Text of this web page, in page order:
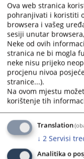
E-mail za
prijavljivanje
korupcije:
Ova web stranica
pohranjivati i koristiti
browsera i vašeg
sesiji unutar
Neke od ovih
stranica ne bi mogla
neke nisu prijeko
procjenu nivoa
stranice...).
Na ovom mjestu
korištenje tih
Translation
↓ 2 Servisi
Analitika o